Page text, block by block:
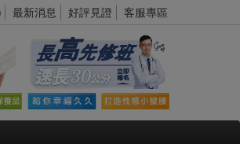
最新消息 好評見證 客服專區